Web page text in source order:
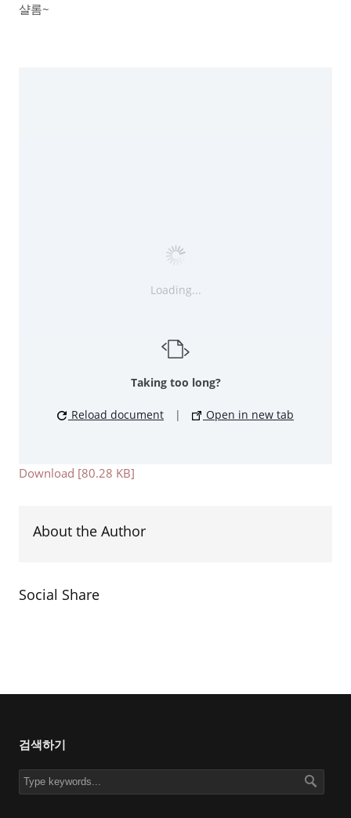
샬롬~
Loading...
Taking too long?
Reload document | Open in new tab
Download [80.28 KB]
About the Author
Social Share
검색하기